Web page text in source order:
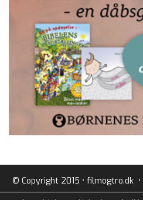
© Copyright 2015 • filmogtro.dk •